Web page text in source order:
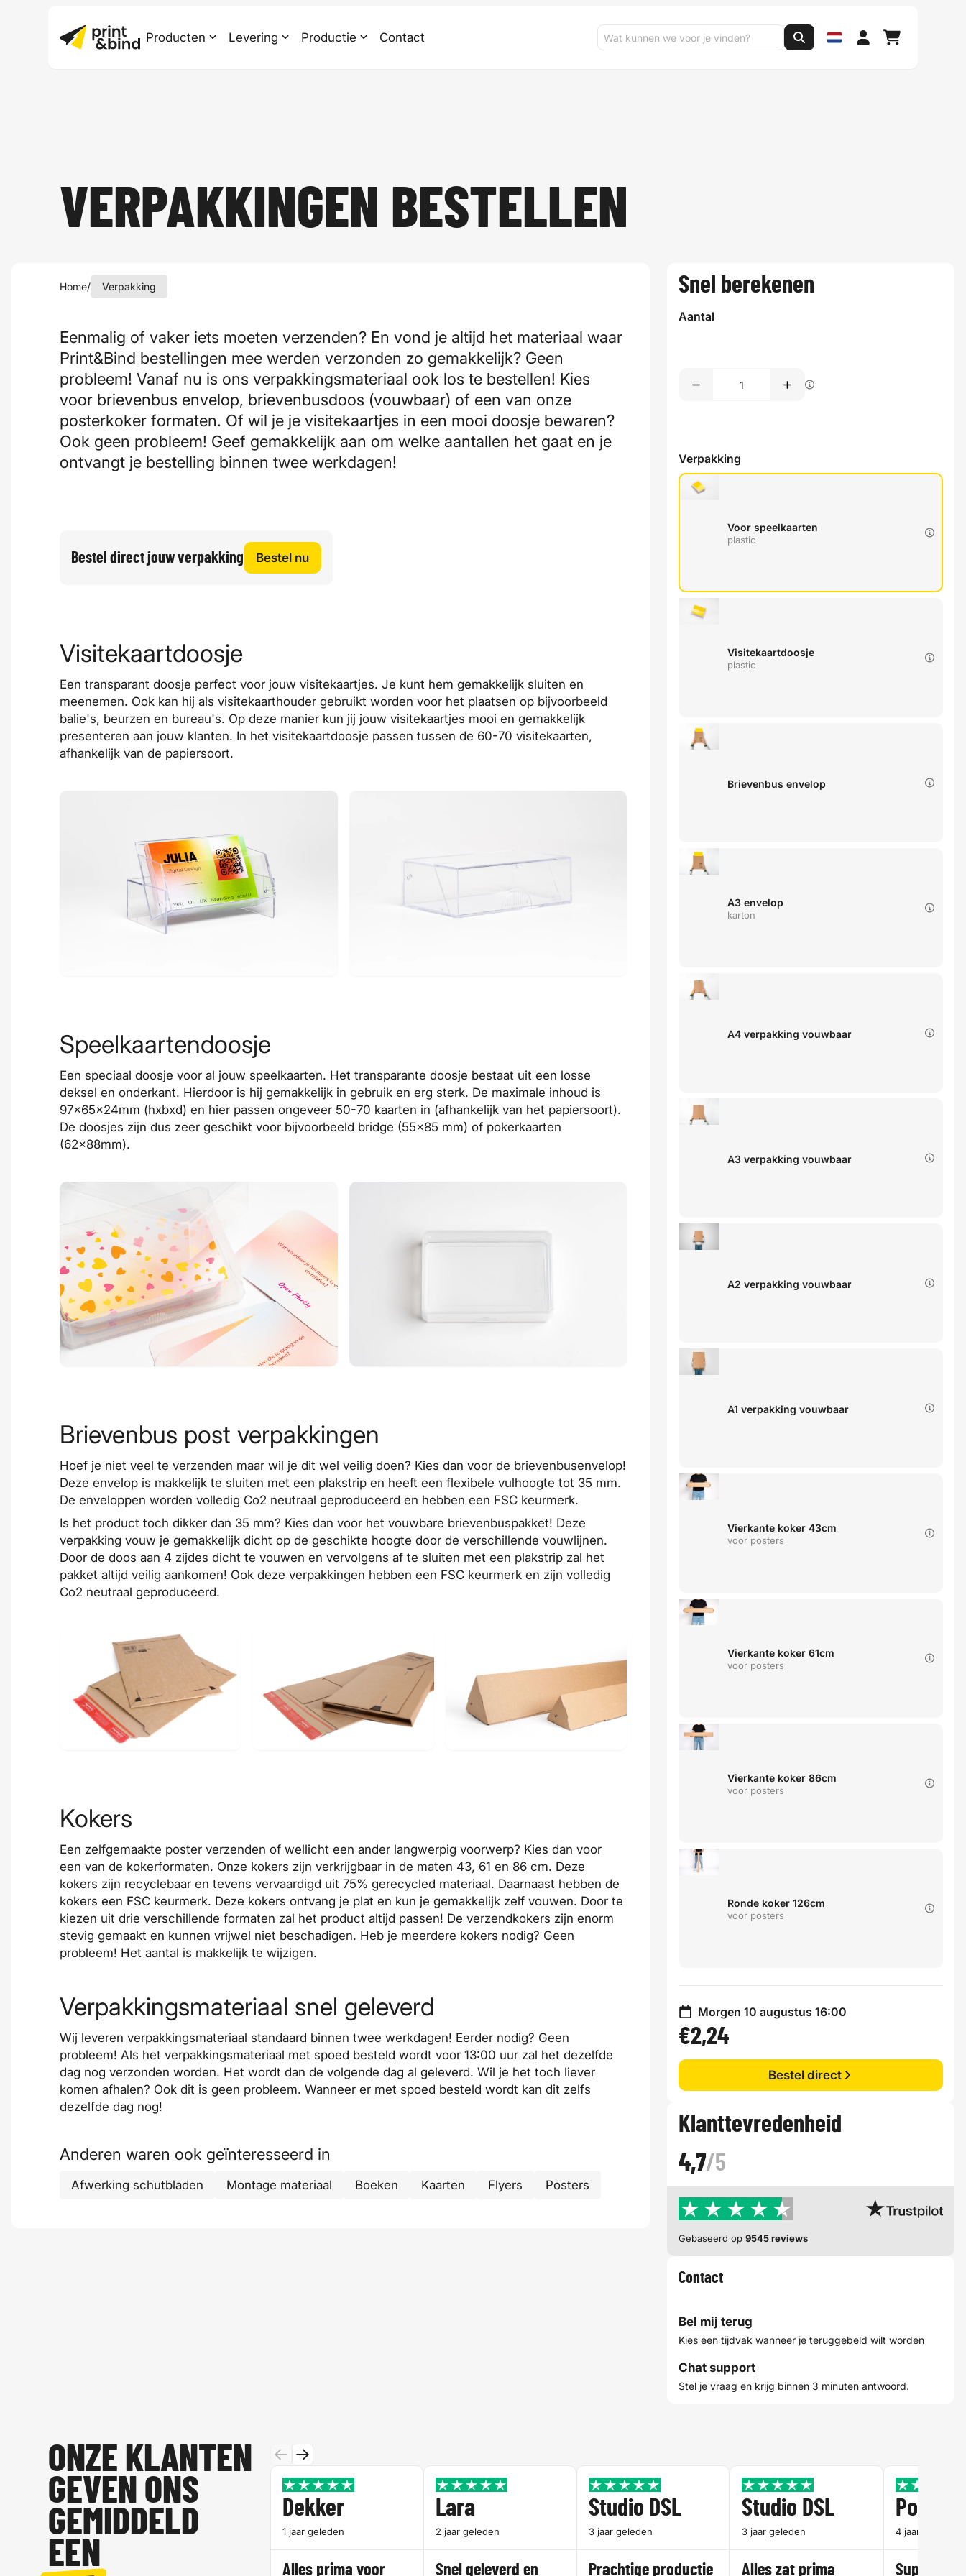
Producten Levering Productie Contact
VERPAKKINGEN BESTELLEN
Home/ Verpakking
Eenmalig of vaker iets moeten verzenden? En vond je altijd het materiaal waar
Print&Bind bestellingen mee werden verzonden zo gemakkelijk? Geen
probleem! Vanaf nu is ons verpakkingsmateriaal ook los te bestellen! Kies
voor brievenbus envelop, brievenbusdoos (vouwbaar) of een van onze
posterkoker formaten. Of wil je je visitekaartjes in een mooi doosje bewaren?
Ook geen probleem! Geef gemakkelijk aan om welke aantallen het gaat en je
ontvangt je bestelling binnen twee werkdagen!
Bestel direct jouw verpakking Bestel nu
Visitekaartdoosje
Een transparant doosje perfect voor jouw visitekaartjes. Je kunt hem gemakkelijk sluiten en
meenemen. Ook kan hij als visitekaarthouder gebruikt worden voor het plaatsen op bijvoorbeeld
balie's, beurzen en bureau's. Op deze manier kun jij jouw visitekaartjes mooi en gemakkelijk
presenteren aan jouw klanten. In het visitekaartdoosje passen tussen de 60-70 visitekaarten,
afhankelijk van de papiersoort.
Speelkaartendoosje
Een speciaal doosje voor al jouw speelkaarten. Het transparante doosje bestaat uit een losse
deksel en onderkant. Hierdoor is hij gemakkelijk in gebruik en erg sterk. De maximale inhoud is
97x65x24mm (hxbxd) en hier passen ongeveer 50-70 kaarten in (afhankelijk van het papiersoort).
De doosjes zijn dus zeer geschikt voor bijvoorbeeld bridge (55x85 mm) of pokerkaarten
(62x88mm).
Brievenbus post verpakkingen
Hoef je niet veel te verzenden maar wil je dit wel veilig doen? Kies dan voor de brievenbusenvelop!
Deze envelop is makkelijk te sluiten met een plakstrip en heeft een flexibele vulhoogte tot 35 mm.
De enveloppen worden volledig Co2 neutraal geproduceerd en hebben een FSC keurmerk.
Is het product toch dikker dan 35 mm? Kies dan voor het vouwbare brievenbuspakket! Deze
verpakking vouw je gemakkelijk dicht op de geschikte hoogte door de verschillende vouwlijnen.
Door de doos aan 4 zijdes dicht te vouwen en vervolgens af te sluiten met een plakstrip zal het
pakket altijd veilig aankomen! Ook deze verpakkingen hebben een FSC keurmerk en zijn volledig
Co2 neutraal geproduceerd.
Kokers
Een zelfgemaakte poster verzenden of wellicht een ander langwerpig voorwerp? Kies dan voor
een van de kokerformaten. Onze kokers zijn verkrijgbaar in de maten 43, 61 en 86 cm. Deze
kokers zijn recyclebaar en tevens vervaardigd uit 75% gerecycled materiaal. Daarnaast hebben de
kokers een FSC keurmerk. Deze kokers ontvang je plat en kun je gemakkelijk zelf vouwen. Door te
kiezen uit drie verschillende formaten zal het product altijd passen! De verzendkokers zijn enorm
stevig gemaakt en kunnen vrijwel niet beschadigen. Heb je meerdere kokers nodig? Geen
probleem! Het aantal is makkelijk te wijzigen.
Verpakkingsmateriaal snel geleverd
Wij leveren verpakkingsmateriaal standaard binnen twee werkdagen! Eerder nodig? Geen
probleem! Als het verpakkingsmateriaal met spoed besteld wordt voor 13:00 uur zal het dezelfde
dag nogverzonden worden. Het wordt dan de volgende dag al geleverd. Wil je het toch liever
komenafhalen? Ook dit is geen probleem. Wanneer er met spoed besteld wordt kan dit zelfs
dezelfde dag nog!
Anderen waren ook geïnteresseerd in
Afwerking schutbladen Montage materiaal Boeken Kaarten Flyers Posters
Snel berekenen
Aantal
Verpakking
Voor speelkaarten
plastic
Visitekaartdoosje
plastic
Brievenbus envelop
A3 envelop
karton
A4 verpakking vouwbaar
A3 verpakking vouwbaar
A2 verpakking vouwbaar
A1 verpakking vouwbaar
Vierkante koker 43cm
voor posters
Vierkante koker 61cm
voor posters
Vierkante koker 86cm
voor posters
Ronde koker 126cm
voor posters
Morgen 10 augustus 16:00
€2,24
Bestel direct
Klanttevredenheid
4,7/5
Gebaseerd op 9545 reviews
Contact
Bel mij terug
Kies een tijdvak wanneer je teruggebeld wilt worden
Chat support
Stel je vraag en krijg binnen 3 minuten antwoord.
ONZE KLANTEN
GEVEN ONS
GEMIDDELD
EEN
Dekker
1 jaar geleden
Alles prima voor
Lara
2 jaar geleden
Snel geleverd en
Studio DSL
3 jaar geleden
Prachtige productie
Studio DSL
3 jaar geleden
Alles zat prima
Potter
4 jaar geleden
Super